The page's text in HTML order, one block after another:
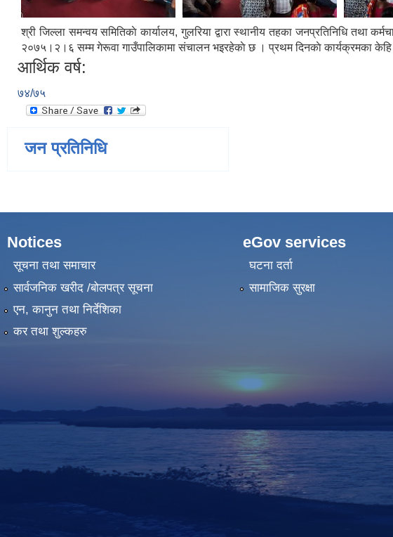
श्री जिल्ला समन्वय समितिकाे कार्यालय, गुलरिया द्वारा स्थानीय तहका जनप्रतिनिधि तथा
२०७५।२।६ सम्म गेरूवा गाउँपालिकामा संचालन भइरहेकाे छ । प्रथम दिनकाे कार्यक्रमका
आर्थिक वर्ष:
७४/७५
जन प्रतिनिधि
Notices
सूचना तथा समाचार
सार्वजनिक खरीद /बोलपत्र सूचना
एन, कानुन तथा निर्देशिका
कर तथा शुल्कहरु
eGov services
घटना दर्ता
सामाजिक सुरक्षा